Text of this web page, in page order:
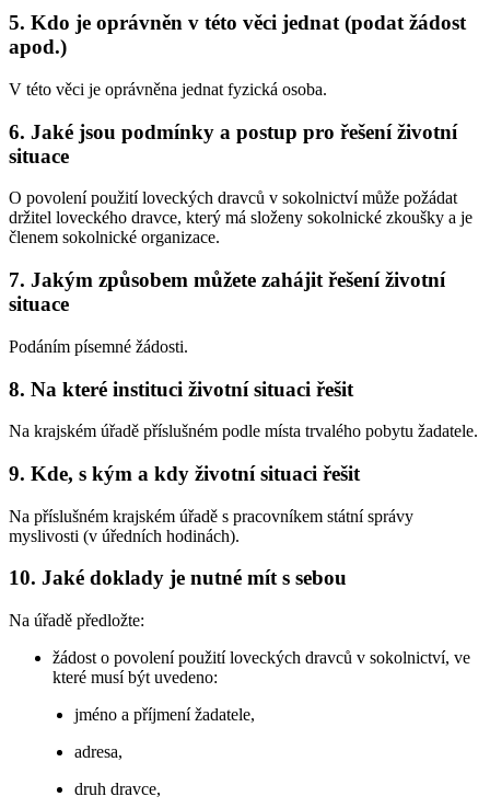
5. Kdo je oprávněn v této věci jednat (podat žádost
apod.)
V této věci je oprávněna jednat fyzická osoba.
6. Jaké jsou podmínky a postup pro řešení životní
situace
O povolení použití loveckých dravců v sokolnictví může požádat
držitel loveckého dravce, který má složeny sokolnické zkoušky a je
členem sokolnické organizace.
7. Jakým způsobem můžete zahájit řešení životní
situace
Podáním písemné žádosti.
8. Na které instituci životní situaci řešit
Na krajském úřadě příslušném podle místa trvalého pobytu žadatele.
9. Kde, s kým a kdy životní situaci řešit
Na příslušném krajském úřadě s pracovníkem státní správy
myslivosti (v úředních hodinách).
10. Jaké doklady je nutné mít s sebou
Na úřadě předložte:
žádost o povolení použití loveckých dravců v sokolnictví, ve
které musí být uvedeno:
jméno a příjmení žadatele,
adresa,
druh dravce,